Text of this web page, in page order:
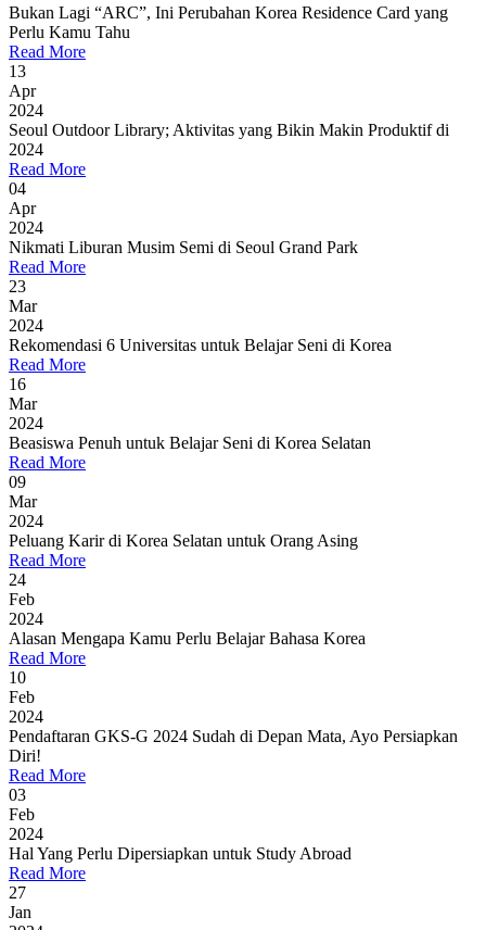
Bukan Lagi “ARC”, Ini Perubahan Korea Residence Card yang
Perlu Kamu Tahu
Read More
13
Apr
2024
Seoul Outdoor Library; Aktivitas yang Bikin Makin Produktif di
2024
Read More
04
Apr
2024
Nikmati Liburan Musim Semi di Seoul Grand Park
Read More
23
Mar
2024
Rekomendasi 6 Universitas untuk Belajar Seni di Korea
Read More
16
Mar
2024
Beasiswa Penuh untuk Belajar Seni di Korea Selatan
Read More
09
Mar
2024
Peluang Karir di Korea Selatan untuk Orang Asing
Read More
24
Feb
2024
Alasan Mengapa Kamu Perlu Belajar Bahasa Korea
Read More
10
Feb
2024
Pendaftaran GKS-G 2024 Sudah di Depan Mata, Ayo Persiapkan
Diri!
Read More
03
Feb
2024
Hal Yang Perlu Dipersiapkan untuk Study Abroad
Read More
27
Jan